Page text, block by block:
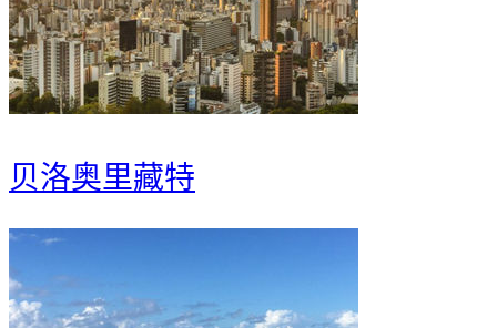
贝洛奥里藏特